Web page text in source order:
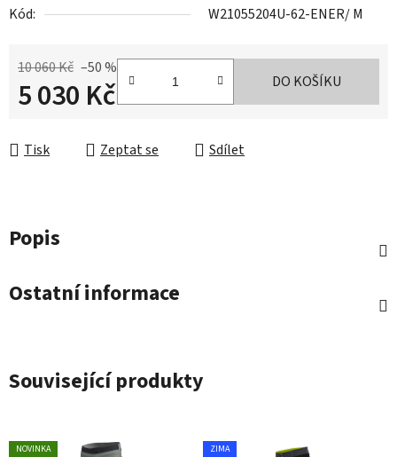
Kód:
W21055204U-62-ENER/ M
10 060 Kč –50 %
5 030 Kč DO KOŠÍKU
Tisk Zeptat se Sdílet
Popis
Ostatní informace
Související produkty
NOVINKA
ZIMA